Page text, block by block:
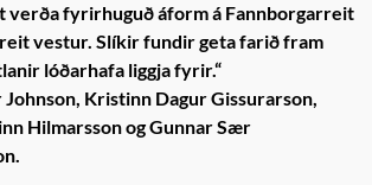
verða fyrirhuguð áform á Fannborgarreit
vestur. Slíkir fundir geta farið fram
lóðarhafa liggja fyrir.“
Johnson, Kristinn Dagur Gissurarson,
Hilmarsson og Gunnar Sær